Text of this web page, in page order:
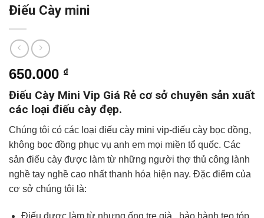
Điếu Cày mini
650.000 ₫
Điếu Cày Mini Vip Giá Rẻ cơ sở chuyên sản xuất
các loại điếu cày đẹp.
Chúng tôi có các loại điếu cày mini vip-điếu cày bọc đồng,
không bọc đồng phục vụ anh em mọi miền tổ quốc. Các
sản điếu cày được làm từ những người thợ thủ công lành
nghề tay nghề cao nhất thanh hóa hiện nay. Đặc điểm của
cơ sở chúng tôi là:
Điếu được làm từ nhưng ống tre già , bảo hành teo tóp